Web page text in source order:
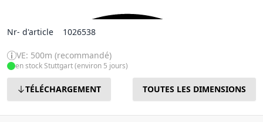
Nr- d'article 1026538
VE: 500m (recommandé)
en stock Stuttgart (environ 5 jours)
TÉLÉCHARGEMENT TOUTES LES DIMENSIONS